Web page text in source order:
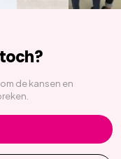
de kansen en